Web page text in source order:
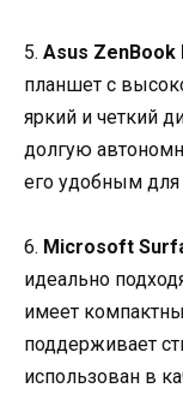
5. Asus ZenBook
планшет с
яркий и четкий
долгую
его удобным для
6. Microsoft
идеально
имеет
поддерживает
использован в